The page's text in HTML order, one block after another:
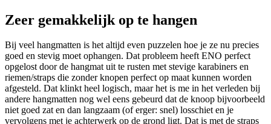
Zeer gemakkelijk op te hangen
Bij veel hangmatten is het altijd even puzzelen hoe je ze nu precies
goed en stevig moet ophangen. Dat probleem heeft ENO perfect
opgelost door de hangmat uit te rusten met stevige karabiners en
riemen/straps die zonder knopen perfect op maat kunnen worden
afgesteld. Dat klinkt heel logisch, maar het is me in het verleden bij
andere hangmatten nog wel eens gebeurd dat de knoop bijvoorbeeld
niet goed zat en dan langzaam (of erger: snel) losschiet en je
vervolgens met je achterwerk op de grond ligt. Dat is met de straps